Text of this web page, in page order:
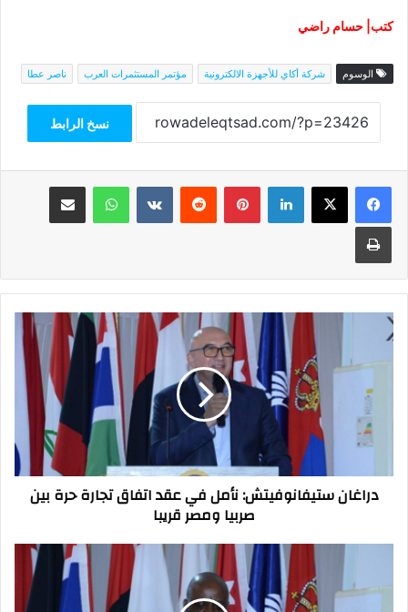
كتب| حسام راضي
الوسوم شركة أكاي للأجهزة الالكترونية مؤتمر المستثمرات العرب ناصر عطا
نسخ الرابط
فيسبوك‫X لينكدإن بينتيريست واتساب مشاركة عبر البريد
طباعة
دراغان
ستيفانوفيتش:
نأمل
اتفاق
تجارة
بين
صربيادراغان ستيفانوفيتش: نأمل في عقد اتفاق تجارة حرة بين
صربيا ومصر قريبا
يؤكد